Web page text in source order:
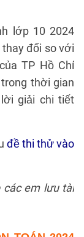
lớp 10 2024
đổi so với
TP Hồ Chí
thời gian
giải chi tiết
đề thi thử vào
các em lưu tài